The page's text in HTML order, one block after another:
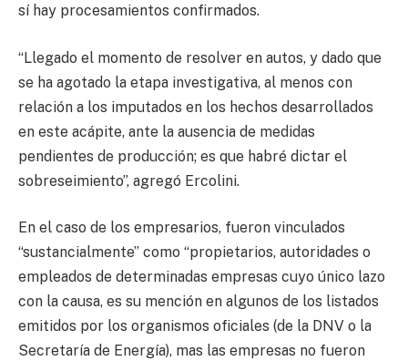
sí hay procesamientos confirmados.
“Llegado el momento de resolver en autos, y dado que
se ha agotado la etapa investigativa, al menos con
relación a los imputados en los hechos desarrollados
en este acápite, ante la ausencia de medidas
pendientes de producción; es que habré dictar el
sobreseimiento”, agregó Ercolini.
En el caso de los empresarios, fueron vinculados
“sustancialmente” como “propietarios, autoridades o
empleados de determinadas empresas cuyo único lazo
con la causa, es su mención en algunos de los listados
emitidos por los organismos oficiales (de la DNV o la
Secretaría de Energía), mas las empresas no fueron